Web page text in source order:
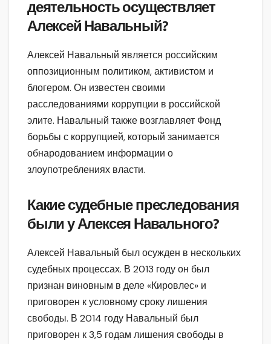
деятельность осуществляет
Алексей Навальный?
Алексей Навальный является российским
оппозиционным политиком, активистом и
блогером. Он известен своими
расследованиями коррупции в российской
элите. Навальный также возглавляет Фонд
борьбы с коррупцией, который занимается
обнародованием информации о
злоупотреблениях власти.
Какие судебные преследования
были у Алексея Навального?
Алексей Навальный был осужден в нескольких
судебных процессах. В 2013 году он был
признан виновным в деле «Кировлес» и
приговорен к условному сроку лишения
свободы. В 2014 году Навальный был
приговорен к 3,5 годам лишения свободы в